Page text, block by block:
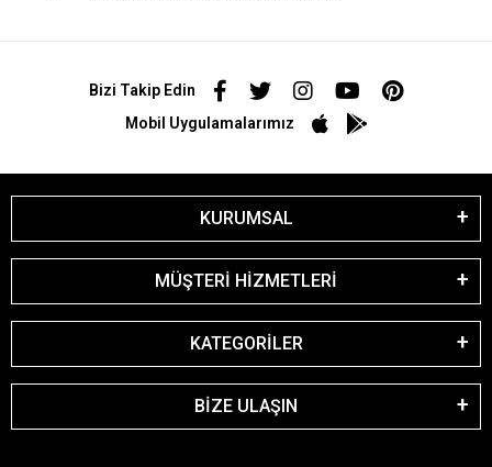
Bizi Takip Edin
Mobil Uygulamalarımız
KURUMSAL
MÜŞTERİ HİZMETLERİ
KATEGORİLER
BİZE ULAŞIN